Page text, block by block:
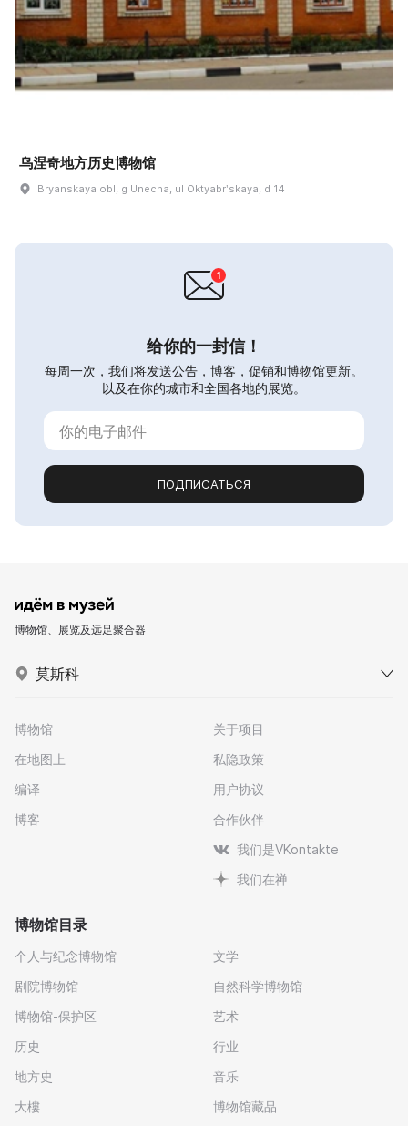
乌涅奇地方历史博物馆
Bryanskaya obl, g Unecha, ul Oktyabrʹskaya, d 14
给你的一封信！
每周一次，我们将发送公告，博客，促销和博物馆更新。
以及在你的城市和全国各地的展览。
ПОДПИСАТЬСЯ
博物馆、展览及远足聚合器
莫斯科
博物馆
在地图上
编译
博客
关于项目
私隐政策
用户协议
合作伙伴
我们是VKontakte
我们在禅
博物馆目录
个人与纪念博物馆
剧院博物馆
博物馆-保护区
历史
地方史
大樓
文学
自然科学博物馆
艺术
行业
音乐
博物馆藏品